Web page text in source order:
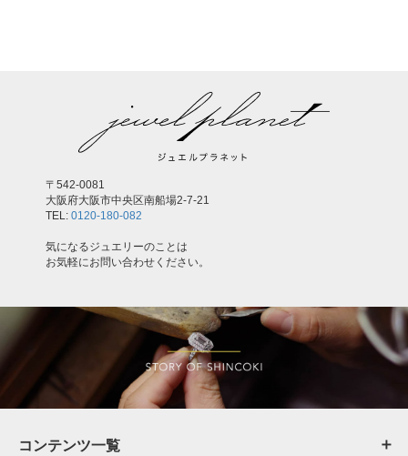
〒542-0081
大阪府大阪市中央区南船場2-7-21
TEL: 0120-180-082
気になるジュエリーのことは
お気軽にお問い合わせください。
コンテンツ一覧